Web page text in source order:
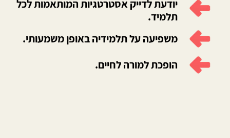
יודעת לדייק אסטרטגיות המותאמות לכל
תלמיד.
משפיעה על תלמידיה באופן משמעותי.
הופכת למורה לחיים.